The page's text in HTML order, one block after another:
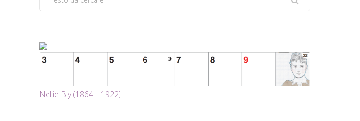
Nellie Bly (1864 – 1922)